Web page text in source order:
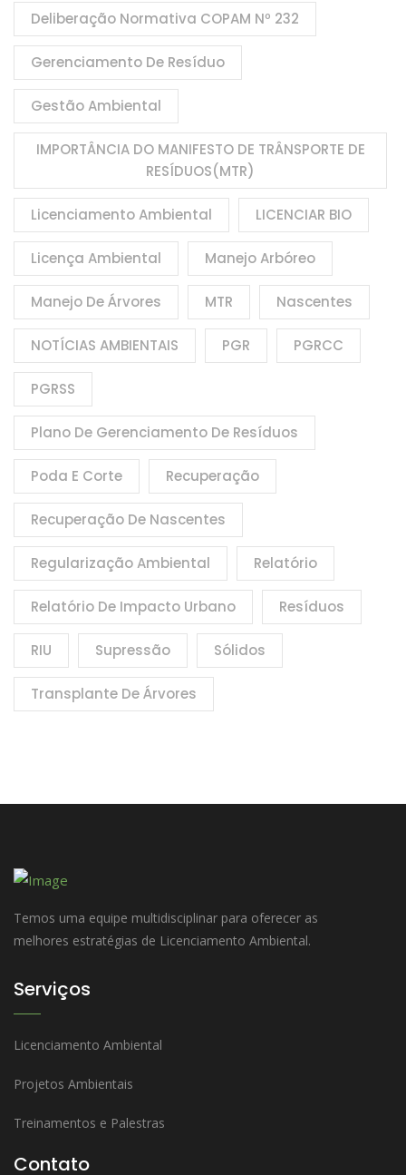
Deliberação Normativa COPAM Nº 232
Gerenciamento De Resíduo
Gestão Ambiental
IMPORTÂNCIA DO MANIFESTO DE TRÂNSPORTE DE
RESÍDUOS(MTR)
Licenciamento Ambiental LICENCIAR BIO
Licença Ambiental Manejo Arbóreo
Manejo De Árvores MTR Nascentes
NOTÍCIAS AMBIENTAIS PGR PGRCC
PGRSS
Plano De Gerenciamento De Resíduos
Poda E Corte Recuperação
Recuperação De Nascentes
Regularização Ambiental Relatório
Relatório De Impacto Urbano Resíduos
RIU Supressão Sólidos
Transplante De Árvores
Temos uma equipe multidisciplinar para oferecer as
melhores estratégias de Licenciamento Ambiental.
Serviços
Licenciamento Ambiental
Projetos Ambientais
Treinamentos e Palestras
Contato